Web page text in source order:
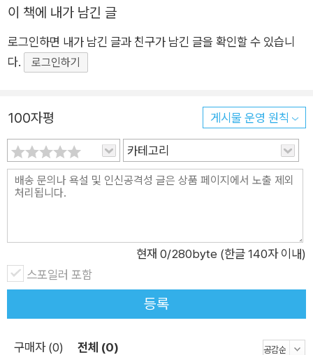
해한다. 『고구마 백 개 먹은 기분』은 어느덧 공황장애 9년 차에
접어든 작가가 공황장애를 이겨내기 위해 고군분투한 경험을 묶
어 만든 에세이로, 공황 때문에 전철을 타지 못하다가 한 정거장
는 자신의 몸 상태를 너무 심각하게 생각하지 않는 ‘무관심’으로
불안을 줄여 보는 등의 다양한 노력을 진솔하게 담아냈다. 작가의
이야기를 따라가다 보면 제집 드나들 듯 응급실에 실려 가고, 타
고 있던 지하철에 많은 사람이 승차하기만 해도 과호흡이 오는 등
의 당시 상황들을 짐작할 수 있다. 공황장애가 심해져 정신과 병
하지만 이런 순간들이 닥쳐도 언제나 여러 가지 방법을 통해 나아
지려 애쓰는 그의 모습은 공황장애를 앓는 사람이나 그 주변 사람
들에게 다시 일어설 수 있는 힘과 용기를 선사한다. 요즘에는 비
린내에 대한 예민함이 덜한 편이다. 그도 그럴 것이 생선구이를
아지 발바닥에서 나는 꼬순내도 좋다. 그리고 비와 빗소리, 장마
이 책에 내가 남긴 글
로그인하면 내가 남긴 글과 친구가 남긴 글을 확인할 수 있습니
다.
로그인하기
100자평 게시물 운영 원칙
카테고리
현재 0/280byte (한글 140자 이내)
스포일러 포함
등록
구매자 (0) 전체 (0)